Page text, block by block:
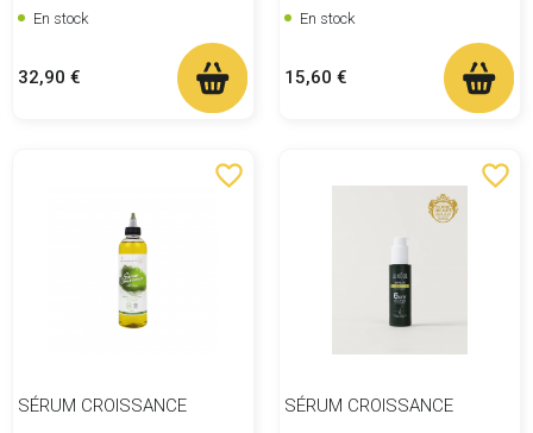
En stock
Prix
32,90 €
En stock
Prix
15,60 €
favorite_border
SÉRUM CROISSANCE
favorite_border
SÉRUM CROISSANCE